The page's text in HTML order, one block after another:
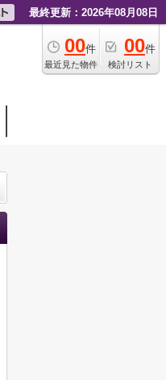
最終更新：2026年08月08日
00件
最近見た物件
00件
検討リスト